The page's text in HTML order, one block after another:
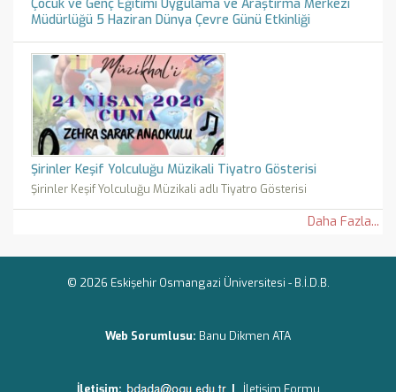
Çocuk ve Genç Eğitimi Uygulama ve Araştırma Merkezi
Müdürlüğü 5 Haziran Dünya Çevre Günü Etkinliği
Şirinler Keşif Yolculuğu Müzikali Tiyatro Gösterisi
Şirinler Keşif Yolculuğu Müzikali adlı Tiyatro Gösterisi
Daha Fazla...
© 2026 Eskişehir Osmangazi Üniversitesi - B.İ.D.B.
Web Sorumlusu: Banu Dikmen ATA
İletişim: | İletişim Formu